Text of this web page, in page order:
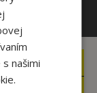
našimi